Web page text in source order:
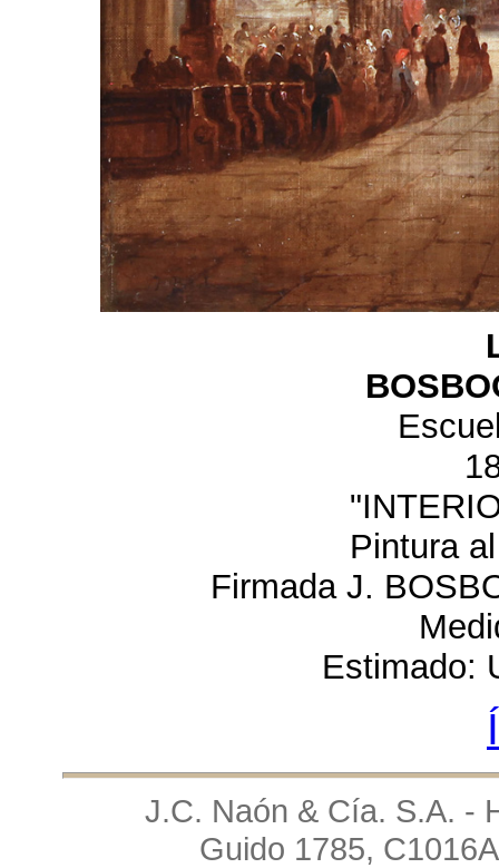
Pintura
Firmada J.
Estimado:
J.C. Naón & Cía. S.A. -
Guido 1785,